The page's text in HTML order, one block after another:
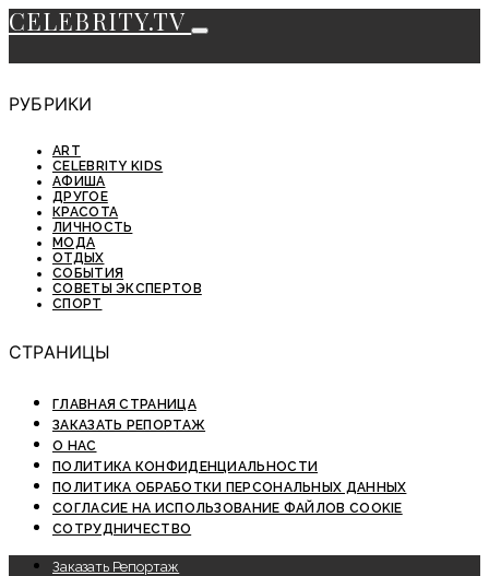
CELEBRITY.TV
РУБРИКИ
ART
CELEBRITY KIDS
АФИША
ДРУГОЕ
КРАСОТА
ЛИЧНОСТЬ
МОДА
ОТДЫХ
СОБЫТИЯ
СОВЕТЫ ЭКСПЕРТОВ
СПОРТ
СТРАНИЦЫ
ГЛАВНАЯ СТРАНИЦА
ЗАКАЗАТЬ РЕПОРТАЖ
О НАС
ПОЛИТИКА КОНФИДЕНЦИАЛЬНОСТИ
ПОЛИТИКА ОБРАБОТКИ ПЕРСОНАЛЬНЫХ ДАННЫХ
СОГЛАСИЕ НА ИСПОЛЬЗОВАНИЕ ФАЙЛОВ COOKIE
СОТРУДНИЧЕСТВО
Заказать Репортаж